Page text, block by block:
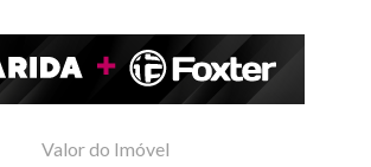
Valor do Imóvel